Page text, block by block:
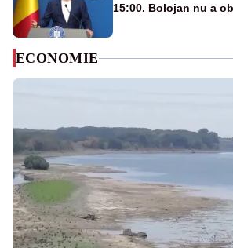
15:00. Bolojan nu a
ECONOMIE